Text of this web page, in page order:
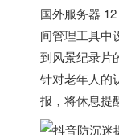
国外服务器
间管理工具中
到风景纪录片
针对老年人的
报，将休息提